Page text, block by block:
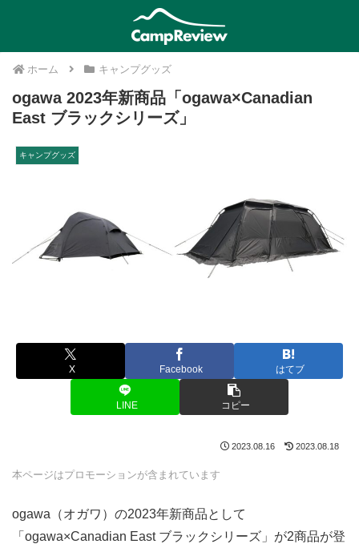
ホーム キャンプグッズ
ogawa 2023年新商品「ogawa×Canadian
East ブラックシリーズ」
キャンプグッズ
X Facebook はてブ
LINE コピー
2023.08.16 2023.08.18
本ページはプロモーションが含まれています
ogawa（オガワ）の2023年新商品として
「ogawa×Canadian East ブラックシリーズ」が2商品が登